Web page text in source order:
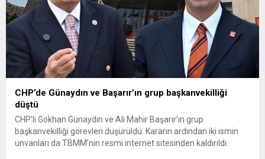
CHP’de Günaydın ve Başarır’ın grup başkanvekilliği
düştü
CHP’li Gökhan Günaydın ve Ali Mahir Başarır’ın grup
başkanvekilliği görevleri düşürüldü. Kararın ardından iki ismin
unvanları da TBMM’nin resmi internet sitesinden kaldırıldı.